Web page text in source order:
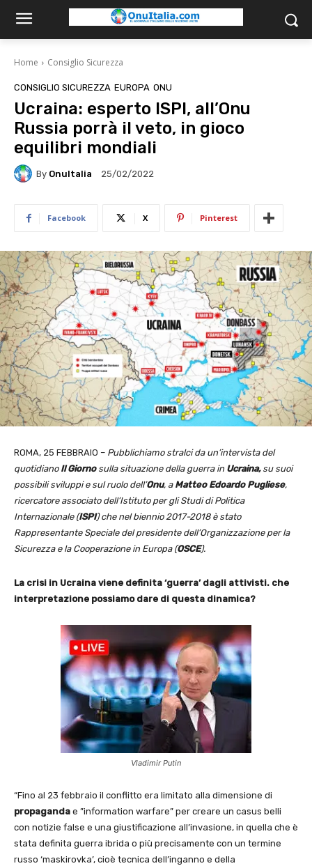
Home Consiglio Sicurezza
CONSIGLIO SICUREZZA EUROPA ONU
Ucraina: esperto ISPI, all’Onu
Russia porrà il veto, in gioco
equilibri mondiali
By OnuItalia 25/02/2022
Facebook X Pinterest
ROMA, 25 FEBBRAIO – Pubblichiamo stralci da un’intervista del
quotidianoIl Giornosulla situazione della guerra in Ucraina, su suoi
possibili sviluppi e sul ruolo dell’Onu, a Matteo Edoardo Pugliese,
ricercatore associato dell’Istituto per gli Studi di Politica
Internazionale (ISPI) che nel biennio 2017-2018 è stato
Rappresentante Speciale del presidente dell’Organizzazione per la
Sicurezza e la Cooperazione in Europa (OSCE).
La crisi in Ucraina viene definita ‘guerra’ dagli attivisti. che
interpretazione possiamo dare di questa dinamica?
Vladimir Putin
“Fino al 23 febbraio il conflitto era limitato alla dimensione di
propaganda e ”information warfare” per creare un casus belli
con notizie false e una giustificazione all’invasione, in quella che è
stata definita guerra ibrida o più precisamente con un termine
russo ‘maskirovka’, cioè tecnica dell’inganno e della